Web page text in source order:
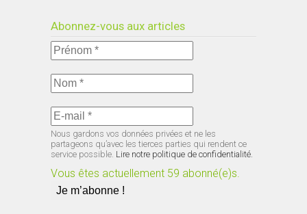
Abonnez-vous aux articles
Nous gardons vos données privées et ne les
partageons qu’avec les tierces parties qui rendent ce
service possible. Lire notre politique de confidentialité.
Vous êtes actuellement 59 abonné(e)s.